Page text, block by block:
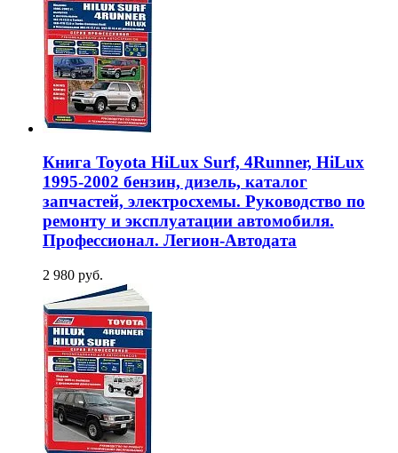
Книга Toyota HiLux Surf, 4Runner, HiLux
1995-2002 бензин, дизель, каталог
запчастей, электросхемы. Руководство по
ремонту и эксплуатации автомобиля.
Профессионал. Легион-Aвтодата
2 980 руб.